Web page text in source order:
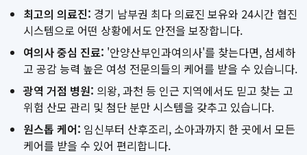
최고의 의료진: 경기 남부권 최다 의료진 보유와 24시간 협진
시스템으로 어떤 상황에서도 안전을 보장합니다.
여의사 중심 진료: '안양산부인과여의사'를 찾는다면, 섬세하
고 공감 능력 높은 여성 전문의들의 케어를 받을 수 있습니다.
광역 거점 병원: 의왕, 과천 등 인근 지역에서도 믿고 찾는 고
위험 산모 관리 및 첨단 분만 시스템을 갖추고 있습니다.
원스톱 케어: 임신부터 산후조리, 소아과까지 한 곳에서 모든
케어를 받을 수 있어 편리합니다.